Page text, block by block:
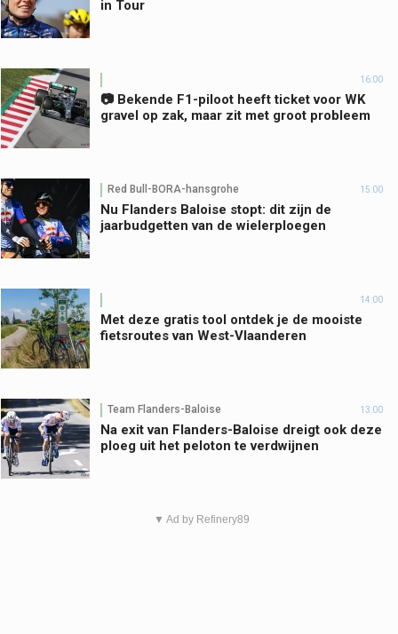
in Tour
16:00
📷 Bekende F1-piloot heeft ticket voor WK
gravel op zak, maar zit met groot probleem
Red Bull-BORA-hansgrohe 15:00
Nu Flanders Baloise stopt: dit zijn de
jaarbudgetten van de wielerploegen
14:00
Met deze gratis tool ontdek je de mooiste
fietsroutes van West-Vlaanderen
Team Flanders-Baloise 13:00
Na exit van Flanders-Baloise dreigt ook deze
ploeg uit het peloton te verdwijnen
▼ Ad by Refinery89